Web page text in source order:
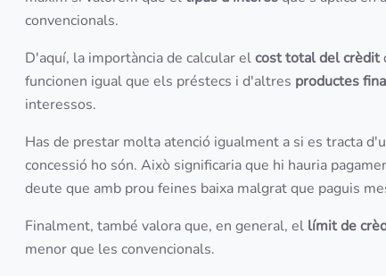
convencionals.
D'aquí, la importància de calcular elcost total del crèdit
funcionen igual que els préstecs i d'altres productes
interessos.
Has de prestar molta atenció igualment a si es tracta
concessió ho són. Això significaria que hi hauria
deute que amb prou feines baixa malgrat que paguis
Finalment, també valora que, en general, el límit de
menor que les convencionals.